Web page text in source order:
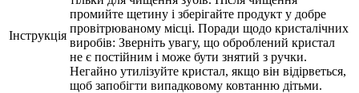
Інструкція
промийте щетину і зберігайте продукт у добре
провітрюваному місці. Поради щодо кристалічних
виробів: Зверніть увагу, що оброблений кристал
не є постійним і може бути знятий з ручки.
Негайно утилізуйте кристал, якщо він відірветься,
щоб запобігти випадковому ковтанню дітьми.